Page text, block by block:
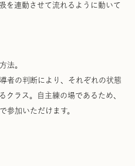
を連動させて流れるように動いて
法。
者の判断により、それぞれの状態
クラス。自主練の場であるため、
参加いただけます。